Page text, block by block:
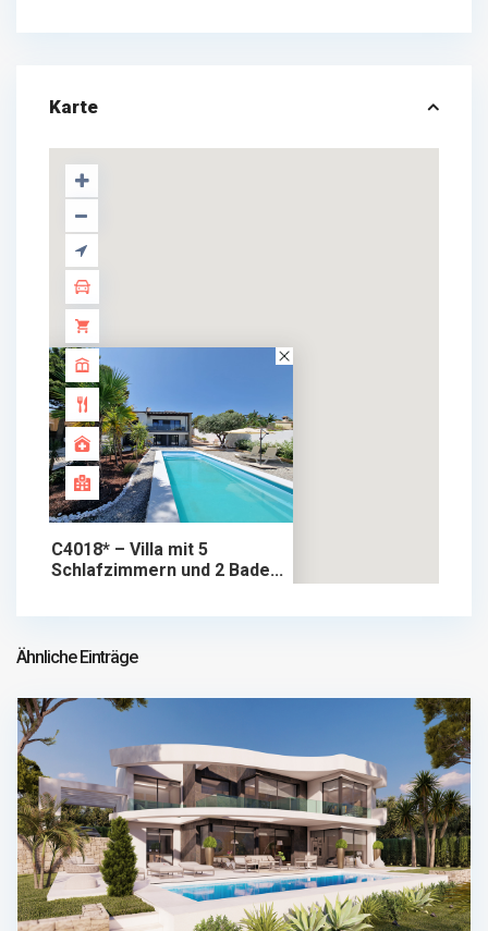
Karte
749.000 €
C4018* – Villa mit 5
Schlafzimmern und 2 Bade...
749.000 €
Ähnliche Einträge